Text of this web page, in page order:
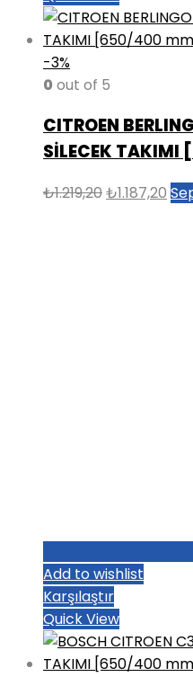
-3%
0 out of 5
CITROEN
SİLECEK
₺1.219,20Orijinal
₺1.187,20 Şu
Add to wishlist
Karşılaştır
Quick View